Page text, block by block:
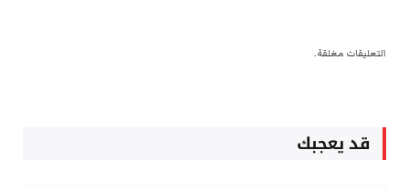
التعليقات مغلقة.
قد يعجبك